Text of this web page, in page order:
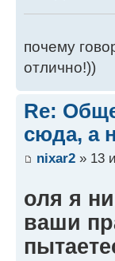
почему
отлично!))
Re:
сюда, а
nixar2 » 13
оля я
ваши